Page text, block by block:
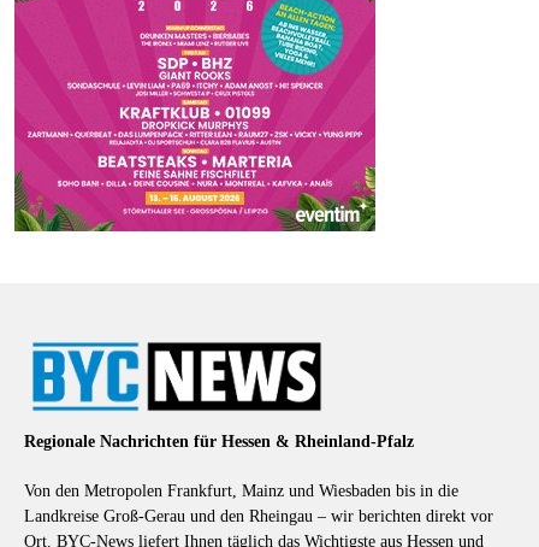
Regionale Nachrichten für Hessen & Rheinland-Pfalz
Von den Metropolen Frankfurt, Mainz und Wiesbaden bis in die
Landkreise Groß-Gerau und den Rheingau – wir berichten direkt vor
Ort. BYC-News liefert Ihnen täglich das Wichtigste aus Hessen und